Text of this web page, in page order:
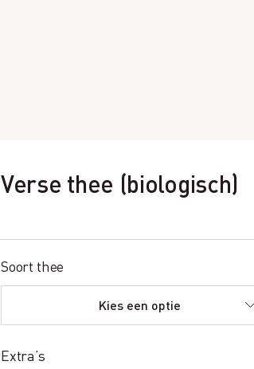
Verse thee (biologisch)
Soort thee
Extra’s